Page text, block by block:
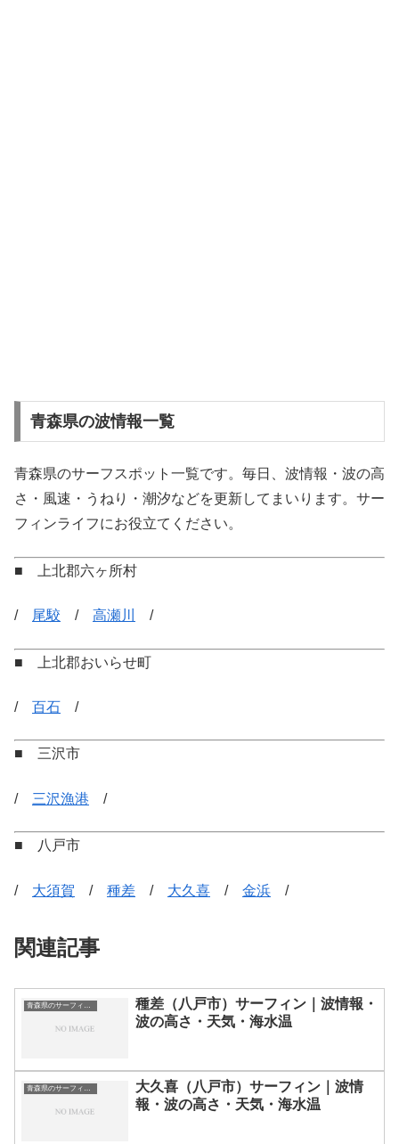
青森県の波情報一覧
青森県のサーフスポット一覧です。毎日、波情報・波の高
さ・風速・うねり・潮汐などを更新してまいります。サー
フィンライフにお役立てください。
■ 上北郡六ヶ所村
/ 尾駮 / 高瀬川 /
■ 上北郡おいらせ町
/ 百石 /
■ 三沢市
/ 三沢漁港 /
■ 八戸市
/ 大須賀 / 種差 / 大久喜 / 金浜 /
関連記事
青森県のサーフィン波情報・ポイント・スポット一覧
種差（八戸市）サーフィン｜波情報・
波の高さ・天気・海水温
青森県のサーフィン波情報・ポイント・スポット一覧
大久喜（八戸市）サーフィン｜波情
報・波の高さ・天気・海水温